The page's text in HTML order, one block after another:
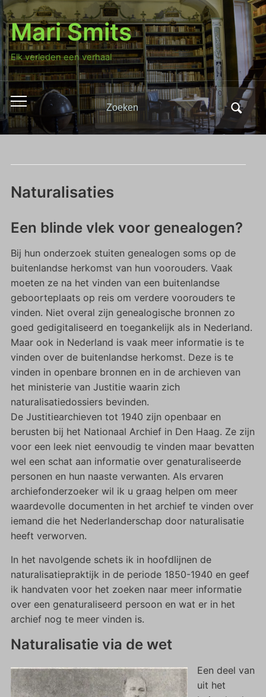
Mari Smits
Elk verleden een verhaal
Toggle
mobiel
menu
Zoeken
naar:
Naturalisaties
Een blinde vlek voor genealogen?
Bij hun onderzoek stuiten genealogen soms op de
buitenlandse herkomst van hun voorouders. Vaak
moeten ze na het vinden van een buitenlandse
geboorteplaats op reis om verdere voorouders te
vinden. Niet overal zijn genealogische bronnen zo
goed gedigitaliseerd en toegankelijk als in Nederland.
Maar ook in Nederland is vaak meer informatie is te
vinden over de buitenlandse herkomst. Deze is te
vinden in openbare bronnen en in de archieven van
het ministerie van Justitie waarin zich
naturalisatiedossiers bevinden.
De Justitiearchieven tot 1940 zijn openbaar en
berusten bij het Nationaal Archief in Den Haag. Ze zijn
voor een leek niet eenvoudig te vinden maar bevatten
wel een schat aan informatie over genaturaliseerde
personen en hun naaste verwanten. Als ervaren
archiefonderzoeker wil ik u graag helpen om meer
waardevolle documenten in het archief te vinden over
iemand die het Nederlanderschap door naturalisatie
heeft verworven.
In het navolgende schets ik in hoofdlijnen de
naturalisatiepraktijk in de periode 1850-1940 en geef
ik handvaten voor het zoeken naar meer informatie
over een genaturaliseerd persoon en wat er in het
archief nog te meer vinden is.
Naturalisatie via de wet
Een deel van
uit het